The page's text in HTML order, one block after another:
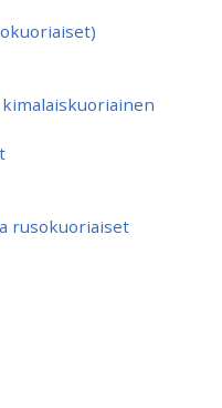
rusokuoriaiset